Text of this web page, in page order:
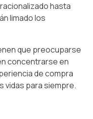
hasta
limado los
que preocuparse
concentrarse en
de compra
vidas para siempre.